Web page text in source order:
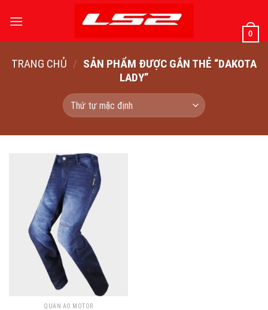
qua
0
TRANG CHỦ / SẢN PHẨM ĐƯỢC GẮN THẺ “DAKOTA
LADY”
QUẦN ÁO MOTOR